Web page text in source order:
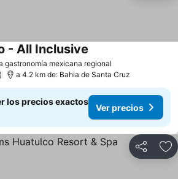
gastronomía mexicana regional
- All Inclusive
a 4.2 km de: Bahia de Santa Cruz
los precios exactos
Ver precios
Compartir